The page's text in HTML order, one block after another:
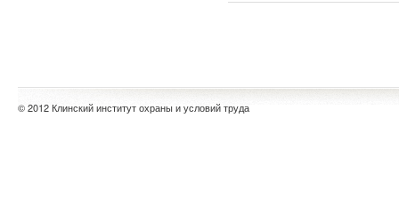
© 2012 Клинский институт охраны и условий труда